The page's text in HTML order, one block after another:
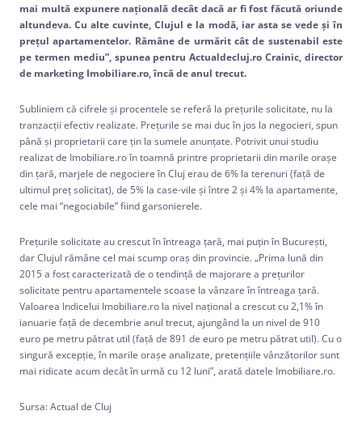
mai multă expunere națională decât dacă ar fi fost făcută oriunde
altundeva. Cu alte cuvinte, Clujul e la modă, iar asta se vede și în
prețul apartamentelor. Rămâne de urmărit cât de sustenabil este
pe termen mediu”, spunea pentru Actualdecluj.roCrainic,director
de marketing Imobiliare.ro, încă de anul trecut.
Subliniem că cifrele și procentele se referă la prețurile solicitate, nu la
tranzacții efectiv realizate. Prețurile se mai duc în jos la negocieri, spun
până și proprietarii care țin la sumele anunțate. Potrivit unui studiu
realizat de Imobiliare.ro în toamnă printre proprietarii din marile orașe
din țară, marjele de negociere în Cluj erau de 6% la terenuri (față de
ultimul preț solicitat), de 5% la case-vile și între 2 și 4% la apartamente,
cele mai “negociabile” fiind garsonierele.
Prețurile solicitate au crescut în întreaga țară, mai puțin în București,
dar Clujul rămâne cel mai scump oraș din provincie. „Prima lună din
2015 a fost caracterizată de o tendință de majorare a prețurilor
solicitate pentru apartamentele scoase la vânzare în întreaga țară.
Valoarea Indicelui Imobiliare.ro la nivel național a crescut cu 2,1% în
ianuarie față de decembrie anul trecut, ajungând la un nivel de 910
euro pe metru pătrat util (față de 891 de euro pe metru pătrat util). Cu o
singură excepție, în marile orașe analizate, pretențiile vânzătorilor sunt
mai ridicate acum decât în urmă cu 12 luni”, arată datele Imobiliare.ro.
Sursa: Actual de Cluj